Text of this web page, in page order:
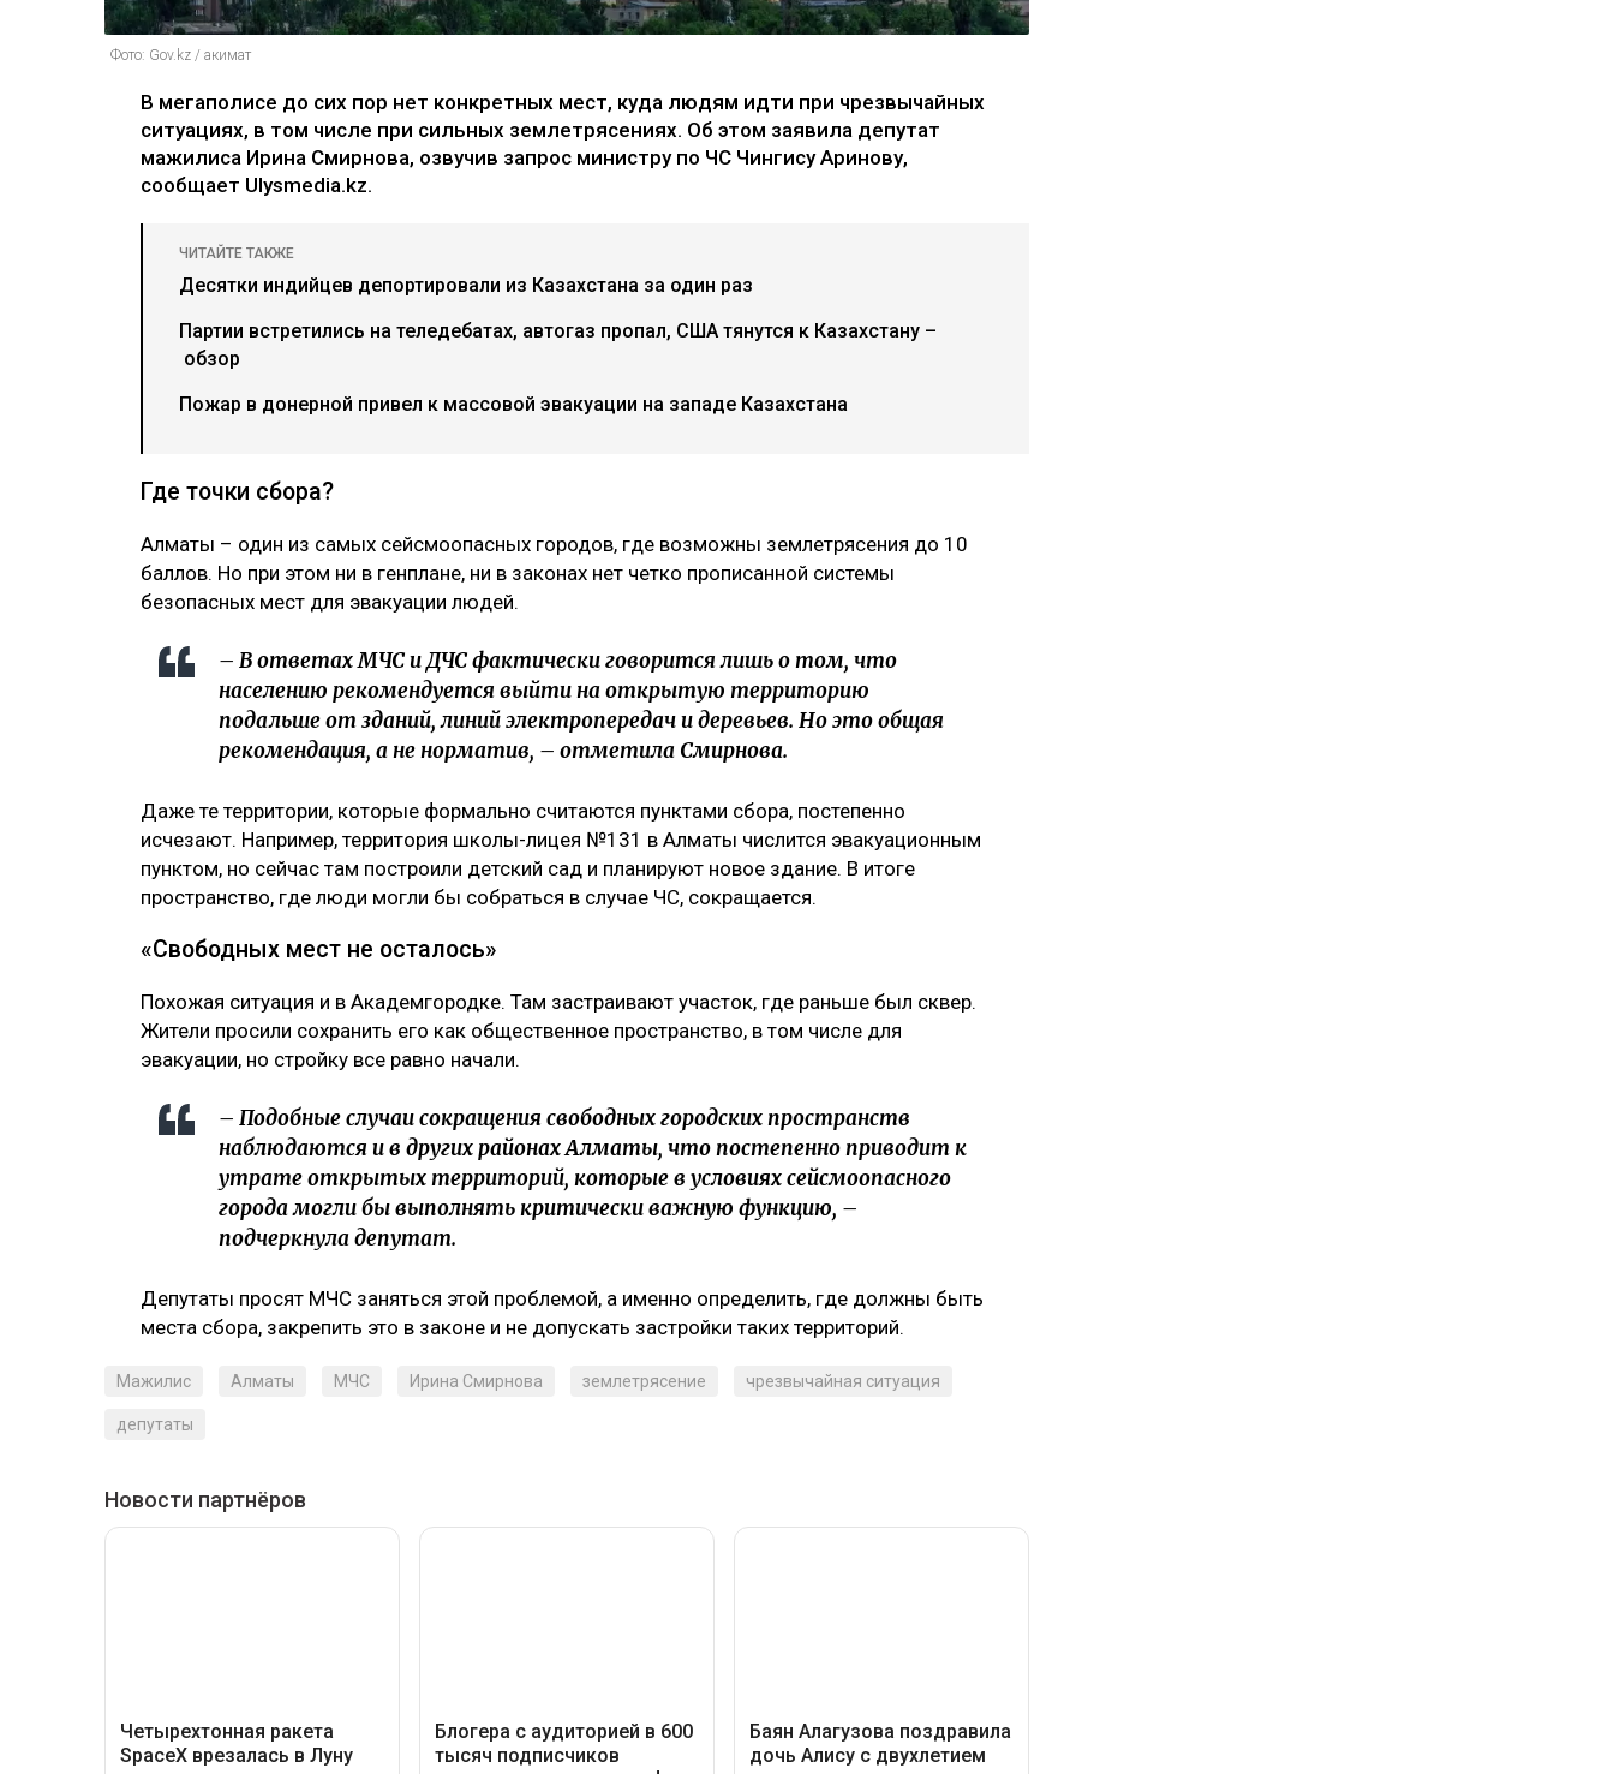
Фото: Gov.kz / акимат
В мегаполисе до сих пор нет конкретных мест, куда людям идти при чрезвычайных
ситуациях, в том числе при сильных землетрясениях. Об этом заявила депутат
мажилиса Ирина Смирнова, озвучив запрос министру по ЧС Чингису Аринову,
сообщает Ulysmedia.kz.
ЧИТАЙТЕ ТАКЖЕ
Десятки индийцев депортировали из Казахстана за один раз
Партии встретились на теледебатах, автогаз пропал, США тянутся к Казахстану –
обзор
Пожар в донерной привел к массовой эвакуации на западе Казахстана
Где точки сбора?
Алматы – один из самых сейсмоопасных городов, где возможны землетрясения до 10
баллов. Но при этом ни в генплане, ни в законах нет четко прописанной системы
безопасных мест для эвакуации людей.
– В ответах МЧС и ДЧС фактически говорится лишь о том, что
населению рекомендуется выйти на открытую территорию
подальше от зданий, линий электропередач и деревьев. Но это общая
рекомендация, а не норматив, – отметила Смирнова.
Даже те территории, которые формально считаются пунктами сбора, постепенно
исчезают. Например, территория школы-лицея №131 в Алматы числится эвакуационным
пунктом, но сейчас там построили детский сад и планируют новое здание. В итоге
пространство, где люди могли бы собраться в случае ЧС, сокращается.
«Свободных мест не осталось»
Похожая ситуация и в Академгородке. Там застраивают участок, где раньше был сквер.
Жители просили сохранить его как общественное пространство, в том числе для
эвакуации, но стройку все равно начали.
– Подобные случаи сокращения свободных городских пространств
наблюдаются и в других районах Алматы, что постепенно приводит к
утрате открытых территорий, которые в условиях сейсмоопасного
города могли бы выполнять критически важную функцию, –
подчеркнула депутат.
Депутаты просят МЧС заняться этой проблемой, а именно определить, где должны быть
места сбора, закрепить это в законе и не допускать застройки таких территорий.
Мажилис Алматы МЧС Ирина Смирнова землетрясение чрезвычайная ситуация
депутаты